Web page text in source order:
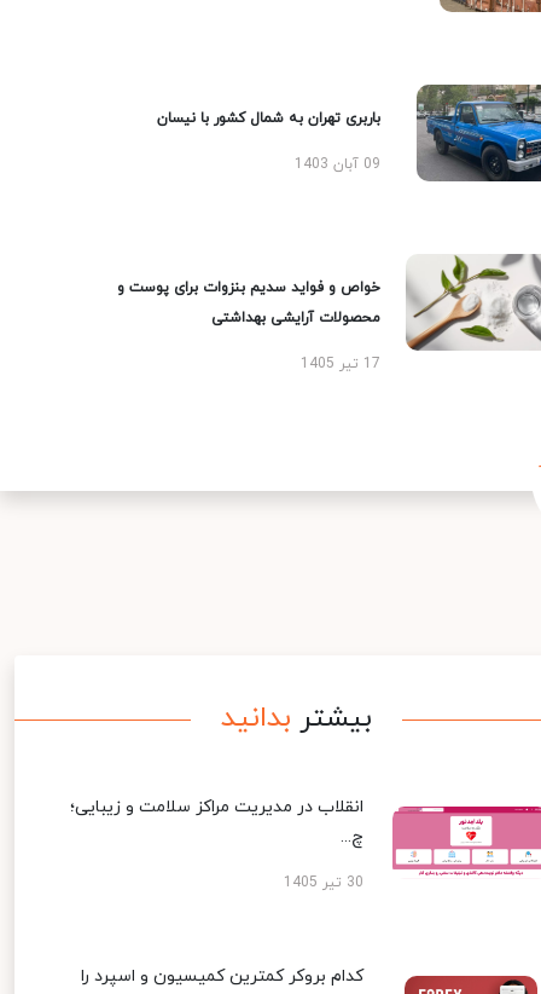
باربری تهران به شمال کشور با نیسان
09 آبان 1403
خواص و فواید سدیم بنزوات برای پوست و
محصولات آرایشی بهداشتی
17 تیر 1405
بیشتر بدانید
انقلاب در مدیریت مراکز سلامت و زیبایی؛
چ...
30 تیر 1405
کدام بروکر کمترین کمیسیون و اسپرد را